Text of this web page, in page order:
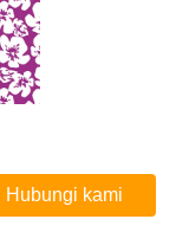
Hubungi kami